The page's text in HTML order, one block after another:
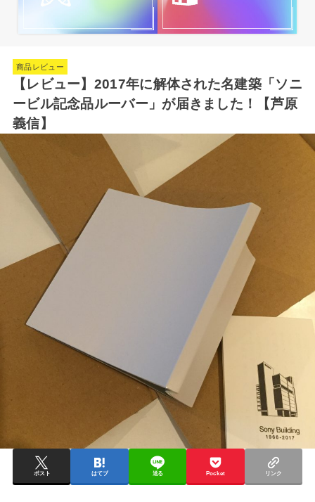
商品レビュー
【レビュー】2017年に解体された名建築「ソニ
ービル記念品ルーバー」が届きました！【芦原
義信】
ポスト はてブ 送る Pocket リンク